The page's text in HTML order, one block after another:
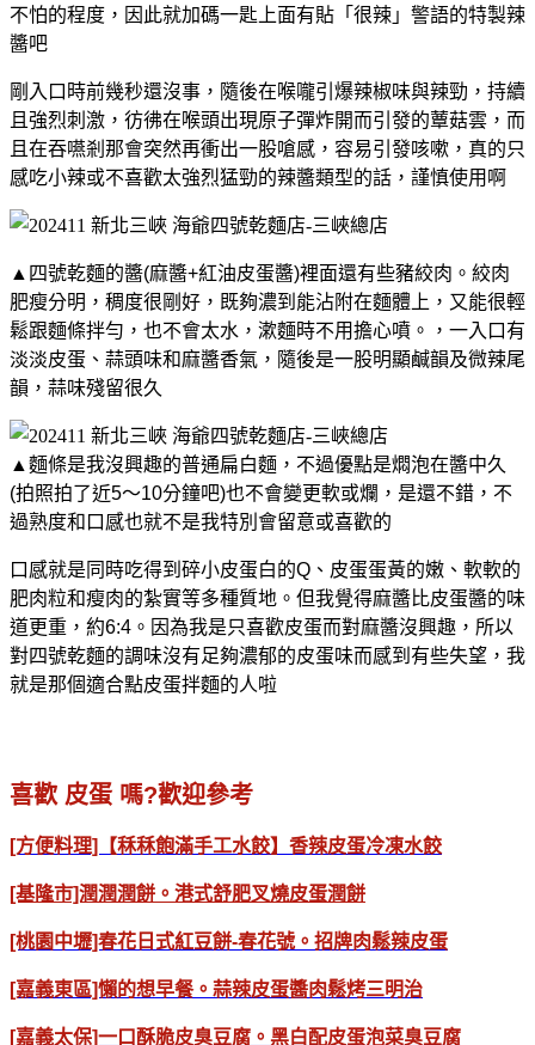
不怕的程度，因此就加碼一匙上面有貼「很辣」警語的特製辣
醬吧
剛入口時前幾秒還沒事，隨後在喉嚨引爆辣椒味與辣勁，持續
且強烈刺激，彷彿在喉頭出現原子彈炸開而引發的蕈菇雲，而
且在吞嚥剎那會突然再衝出一股嗆感，容易引發咳嗽，真的只
感吃小辣或不喜歡太強烈猛勁的辣醬類型的話，謹慎使用啊
▲四號乾麵的醬(麻醬+紅油皮蛋醬)裡面還有些豬絞肉。絞肉
肥瘦分明，稠度很剛好，既夠濃到能沾附在麵體上，又能很輕
鬆跟麵條拌勻，也不會太水，漱麵時不用擔心噴。，一入口有
淡淡皮蛋、蒜頭味和麻醬香氣，隨後是一股明顯鹹韻及微辣尾
韻，蒜味殘留很久
▲麵條是我沒興趣的普通扁白麵，不過優點是燜泡在醬中久
(拍照拍了近5～10分鐘吧)也不會變更軟或爛，是還不錯，不
過熟度和口感也就不是我特別會留意或喜歡的
口感就是同時吃得到碎小皮蛋白的Q、皮蛋蛋黃的嫩、軟軟的
肥肉粒和瘦肉的紮實等多種質地。但我覺得麻醬比皮蛋醬的味
道更重，約6:4。因為我是只喜歡皮蛋而對麻醬沒興趣，所以
對四號乾麵的調味沒有足夠濃郁的皮蛋味而感到有些失望，我
就是那個適合點皮蛋拌麵的人啦
喜歡 皮蛋 嗎?歡迎參考
[方便料理]【秝秝飽滿手工水餃】香辣皮蛋冷凍水餃
[基隆市]潤潤潤餅。港式舒肥叉燒皮蛋潤餅
[桃園中壢]春花日式紅豆餅-春花號。招牌肉鬆辣皮蛋
[嘉義東區]懶的想早餐。蒜辣皮蛋醬肉鬆烤三明治
[嘉義太保]一口酥脆皮臭豆腐。黑白配皮蛋泡菜臭豆腐